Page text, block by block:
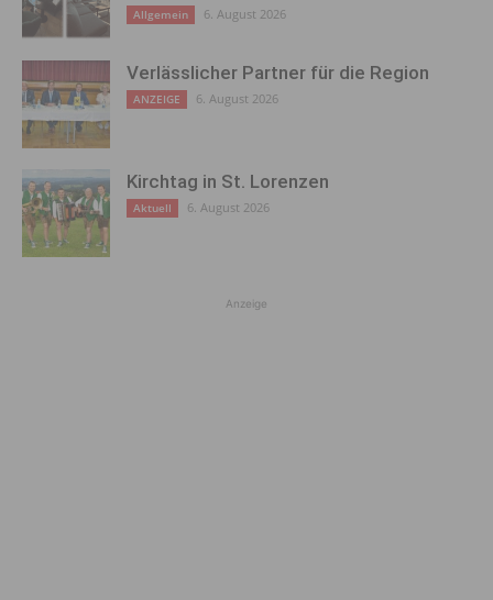
Allgemein 6. August 2026
Verlässlicher Partner für die Region
ANZEIGE 6. August 2026
Kirchtag in St. Lorenzen
Aktuell 6. August 2026
Anzeige